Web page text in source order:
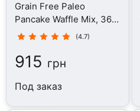
Grain Free Paleo
Pancake Waffle Mix, 368
гр
(4.7)
915 грн
Под заказ